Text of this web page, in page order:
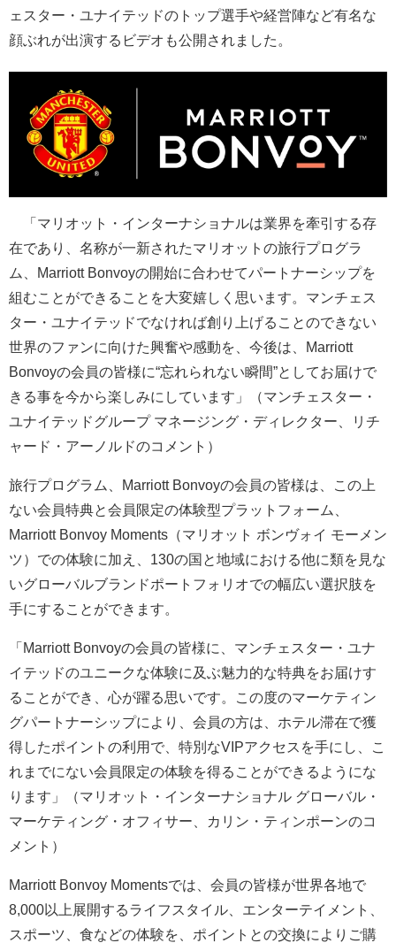
ェスター・ユナイテッドのトップ選手や経営陣など有名な
顔ぶれが出演するビデオも公開されました。
「マリオット・インターナショナルは業界を牽引する存
在であり、名称が一新されたマリオットの旅行プログラ
ム、Marriott Bonvoyの開始に合わせてパートナーシップを
組むことができることを大変嬉しく思います。マンチェス
ター・ユナイテッドでなければ創り上げることのできない
世界のファンに向けた興奮や感動を、今後は、Marriott
Bonvoyの会員の皆様に“忘れられない瞬間”としてお届けで
きる事を今から楽しみにしています」（マンチェスター・
ユナイテッドグループ マネージング・ディレクター、リチ
ャード・アーノルドのコメント）
旅行プログラム、Marriott Bonvoyの会員の皆様は、この上
ない会員特典と会員限定の体験型プラットフォーム、
Marriott Bonvoy Moments（マリオット ボンヴォイ モーメン
ツ）での体験に加え、130の国と地域における他に類を見な
いグローバルブランドポートフォリオでの幅広い選択肢を
手にすることができます。
「Marriott Bonvoyの会員の皆様に、マンチェスター・ユナ
イテッドのユニークな体験に及ぶ魅力的な特典をお届けす
ることができ、心が躍る思いです。この度のマーケティン
グパートナーシップにより、会員の方は、ホテル滞在で獲
得したポイントの利用で、特別なVIPアクセスを手にし、こ
れまでにない会員限定の体験を得ることができるようにな
ります」（マリオット・インターナショナル グローバル・
マーケティング・オフィサー、カリン・ティンポーンのコ
メント）
Marriott Bonvoy Momentsでは、会員の皆様が世界各地で
8,000以上展開するライフスタイル、エンターテイメント、
スポーツ、食などの体験を、ポイントとの交換によりご購